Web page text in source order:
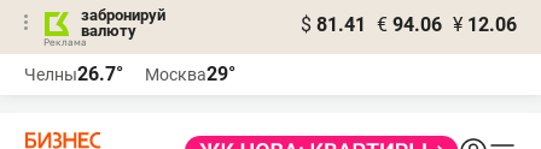
забронируй
валюту
$ 81.41 € 94.06 ¥ 12.06
Челны26.7° Москва29°